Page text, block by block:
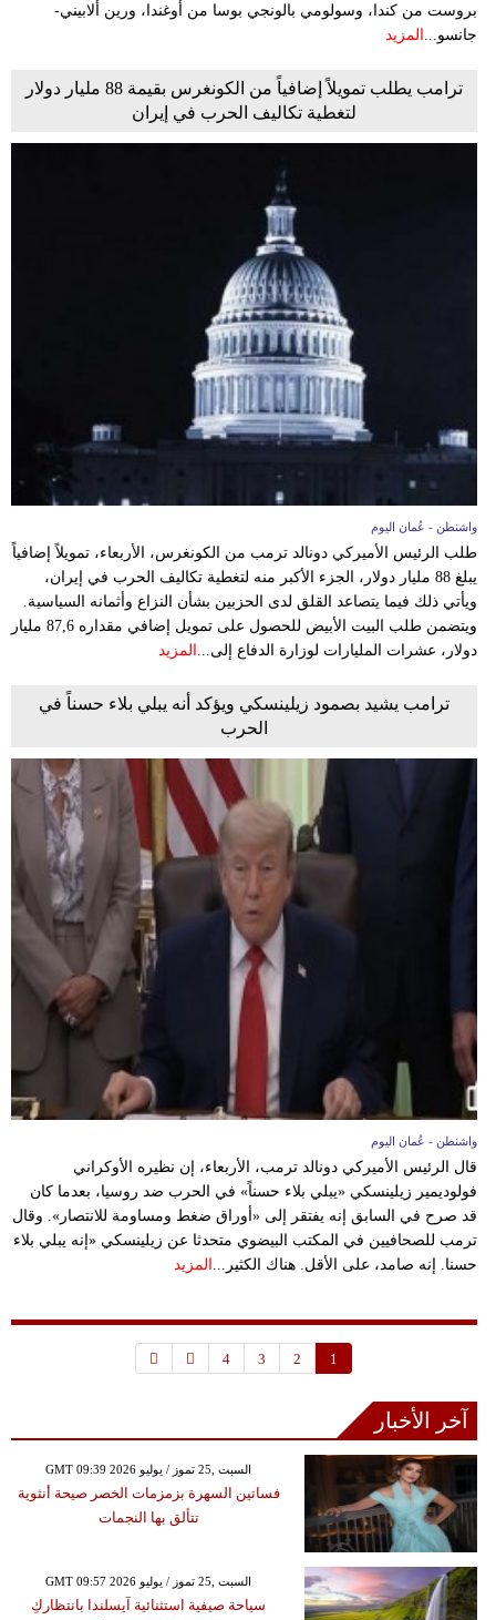
بروست من كندا، ‌وسولومي بالونجي بوسا ‌من أوغندا، ​ورين ‌ألابيني-
جانسو... المزيد
ترامب يطلب تمويلاً إضافياً من الكونغرس بقيمة 88 مليار دولار
لتغطية تكاليف الحرب في إيران
واشنطن - عُمان اليوم
طلب الرئيس الأميركي دونالد ترمب من الكونغرس، الأربعاء، تمويلاً إضافياً
يبلغ 88 مليار دولار، الجزء الأكبر منه لتغطية تكاليف الحرب في إيران،
ويأتي ذلك فيما يتصاعد القلق لدى الحزبين بشأن النزاع وأثمانه السياسية.
ويتضمن طلب البيت الأبيض للحصول على تمويل إضافي مقداره 87,6 مليار
دولار، عشرات المليارات لوزارة الدفاع إلى...
المزيد
ترامب يشيد بصمود زيلينسكي ويؤكد أنه يبلي بلاء حسناً في
الحرب
واشنطن - عُمان اليوم
قال الرئيس الأميركي دونالد ترمب، الأربعاء، إن نظيره الأوكراني
فولوديمير زيلينسكي «يبلي بلاء حسناً» في الحرب ضد روسيا، بعدما كان
قد صرح في السابق إنه يفتقر إلى «أوراق ضغط ومساومة للانتصار». وقال
ترمب للصحافيين في المكتب البيضوي متحدثا عن زيلينسكي «إنه يبلي بلاء
حسنا. إنه صامد، على الأقل. هناك الكثير... المزيد
1
2
3
4
آخر الأخبار
GMT 09:39 2026 السبت ,25 تموز / يوليو
فساتين السهرة بزمزمات الخصر صيحة أنثوية
تتألق بها النجمات
GMT 09:57 2026 السبت ,25 تموز / يوليو
سياحة صيفية استثنائية آيسلندا بانتظاركِ